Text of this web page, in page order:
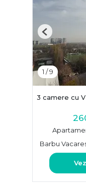
1 /9
Previous
3 camere cu
Barbu